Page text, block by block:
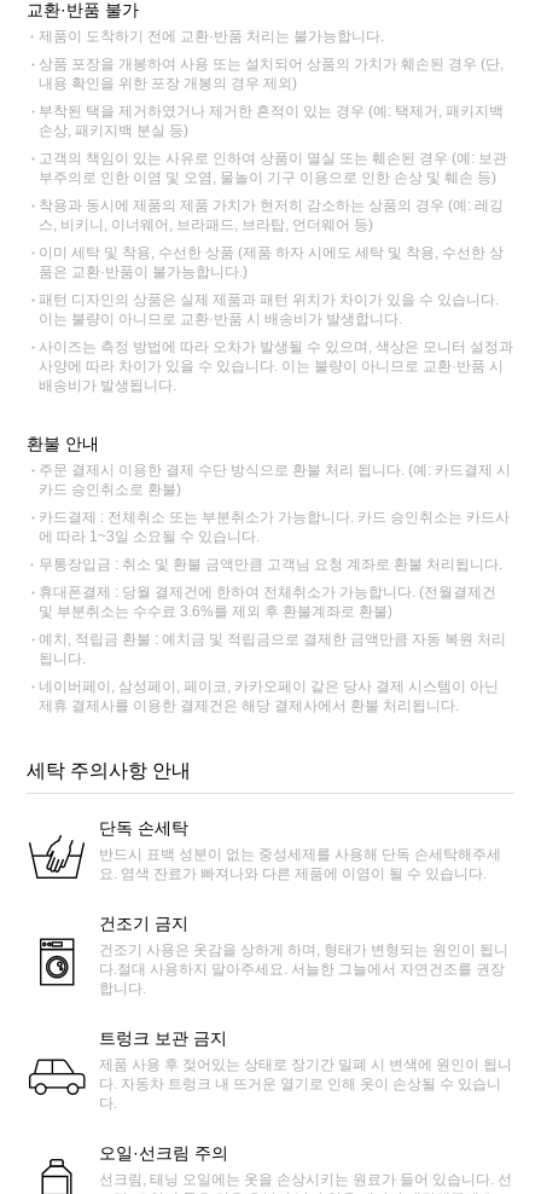
교환·반품 불가
제품이 도착하기 전에 교환·반품 처리는 불가능합니다.
상품 포장을 개봉하여 사용 또는 설치되어 상품의 가치가 훼손된 경우 (단,
내용 확인을 위한 포장 개봉의 경우 제외)
부착된 택을 제거하였거나 제거한 흔적이 있는 경우 (예: 택제거, 패키지백
손상, 패키지백 분실 등)
고객의 책임이 있는 사유로 인하여 상품이 멸실 또는 훼손된 경우 (예: 보관
부주의로 인한 이염 및 오염, 물놀이 기구 이용으로 인한 손상 및 훼손 등)
착용과 동시에 제품의 제품 가치가 현저히 감소하는 상품의 경우 (예: 레깅
스, 비키니, 이너웨어, 브라패드, 브라탑, 언더웨어 등)
이미 세탁 및 착용, 수선한 상품 (제품 하자 시에도 세탁 및 착용, 수선한 상
품은 교환·반품이 불가능합니다.)
패턴 디자인의 상품은 실제 제품과 패턴 위치가 차이가 있을 수 있습니다.
이는 불량이 아니므로 교환·반품 시 배송비가 발생합니다.
사이즈는 측정 방법에 따라 오차가 발생될 수 있으며, 색상은 모니터 설정과
사양에 따라 차이가 있을 수 있습니다. 이는 불량이 아니므로 교환·반품 시
배송비가 발생됩니다.
환불 안내
주문 결제시 이용한 결제 수단 방식으로 환불 처리 됩니다. (예: 카드결제 시
카드 승인취소로 환불)
카드결제 : 전체취소 또는 부분취소가 가능합니다. 카드 승인취소는 카드사
에 따라 1~3일 소요될 수 있습니다.
무통장입금 : 취소 및 환불 금액만큼 고객님 요청 계좌로 환불 처리됩니다.
휴대폰결제 : 당월 결제건에 한하여 전체취소가 가능합니다. (전월결제건
및 부분취소는 수수료 3.6%를 제외 후 환불계좌로 환불)
예치, 적립금 환불 : 예치금 및 적립금으로 결제한 금액만큼 자동 복원 처리
됩니다.
네이버페이, 삼성페이, 페이코, 카카오페이 같은 당사 결제 시스템이 아닌
제휴 결제사를 이용한 결제건은 해당 결제사에서 환불 처리됩니다.
세탁 주의사항 안내
단독 손세탁
반드시 표백 성분이 없는 중성세제를 사용해 단독 손세탁해주세
요. 염색 잔료가 빠져나와 다른 제품에 이염이 될 수 있습니다.
건조기 금지
건조기 사용은 옷감을 상하게 하며, 형태가 변형되는 원인이 됩니
다.절대 사용하지 말아주세요. 서늘한 그늘에서 자연건조를 권장
합니다.
트렁크 보관 금지
제품 사용 후 젖어있는 상태로 장기간 밀폐 시 변색에 원인이 됩니
다. 자동차 트렁크 내 뜨거운 열기로 인해 옷이 손상될 수 있습니
다.
오일·선크림 주의
선크림, 태닝 오일에는 옷을 손상시키는 원료가 들어 있습니다. 선